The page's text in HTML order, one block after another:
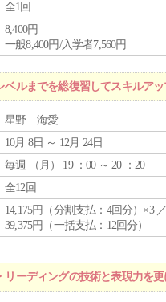
全1回
8,400円
一般8,400円/入学者7,560円
ルまでを総復習してスキルア
星野 海愛
10月 8日 ～ 12月 24日
毎週 （ 月 ） 19 ：00 ～ 20 ：20
全12回
14,175円（分割支払：4回分）×3
39,375円（一括支払：12回分）
ーディングの技術と表現力を